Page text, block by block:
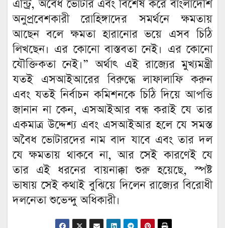
এন্ট্রি, অবৈধ ভোটার এবং বিশেষ করে বাংলাদেশি
অনুপ্রবেশকারী রোহিঙ্গাদের সমর্থনে ক্ষমতায়
আছেন বলে ক্ষমতা হারানোর ভয়ে এসব চিঠি
লিখছেন। এর কোনো বাস্তবতা নেই। এর কোনো
যৌক্তিকতা নেই।” অর্থাৎ এই রাজ্যের মুখ্যমন্ত্রী
যতই এসআইআরের বিরুদ্ধে লাফালাফি করুন
এবং যতই নির্বাচন কমিশনকে চিঠি দিয়ে আপত্তি
জানান না কেন, এসআইআর বন্ধ করাই যে তার
একমাত্র উদ্দেশ্য এবং এসআইআর হলে যে সমস্ত
অবৈধ ভোটারদের নাম বাদ যাবে এবং তার দল
যে ক্ষমতায় থাকবে না, আর সেই কারণেই যে
তার এই ধরনের বায়নাক্কা শুরু হয়েছে, স্পষ্ট
ভাষায় সেই কথাই বুঝিয়ে দিলেন রাজ্যের বিরোধী
দলনেতা শুভেন্দু অধিকারী।